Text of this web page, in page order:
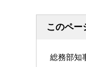
このペー
総務部知